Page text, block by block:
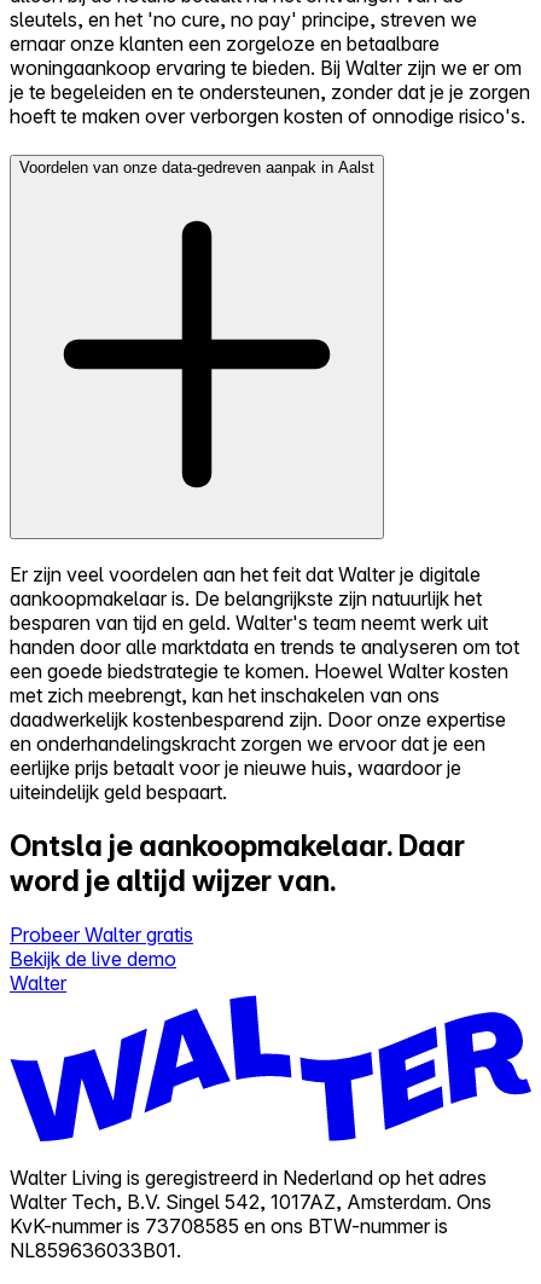
sleutels, en het 'no cure, no pay' principe, streven we
ernaar onze klanten een zorgeloze en betaalbare
woningaankoop ervaring te bieden. Bij Walter zijn we er om
je te begeleiden en te ondersteunen, zonder dat je je zorgen
hoeft te maken over verborgen kosten of onnodige risico's.
Voordelen van onze data-gedreven aanpak in Aalst
Er zijn veel voordelen aan het feit dat Walter je digitale
aankoopmakelaar is. De belangrijkste zijn natuurlijk het
besparen van tijd en geld. Walter's team neemt werk uit
handen door alle marktdata en trends te analyseren om tot
een goede biedstrategie te komen. Hoewel Walter kosten
met zich meebrengt, kan het inschakelen van ons
daadwerkelijk kostenbesparend zijn. Door onze expertise
en onderhandelingskracht zorgen we ervoor dat je een
eerlijke prijs betaalt voor je nieuwe huis, waardoor je
uiteindelijk geld bespaart.
Ontsla je aankoopmakelaar. Daar
word je altijd wijzer van.
Probeer Walter gratis
Bekijk de live demo
Walter
Walter Living is geregistreerd in Nederland op het adres
Walter Tech, B.V. Singel 542, 1017AZ, Amsterdam. Ons
KvK-nummer is 73708585 en ons BTW-nummer is
NL859636033B01.